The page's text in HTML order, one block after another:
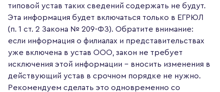
типовой устав таких сведений содержать не будут.
Эта информация будет включаться только в ЕГРЮЛ
(п. 1 ст. 2 Закона № 209-ФЗ). Обратите внимание:
если информация о филиалах и представительствах
уже включена в устав ООО, закон не требует
исключения этой информации – вносить изменения в
действующий устав в срочном порядке не нужно.
Рекомендуем сделать это одновременно со